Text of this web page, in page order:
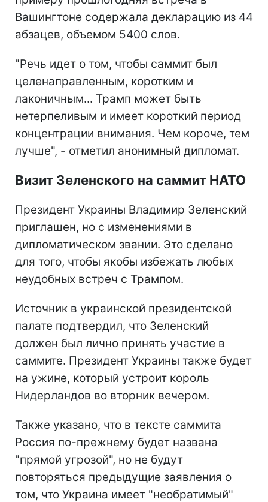
Вашингтоне содержала декларацию из 44
абзацев, объемом 5400 слов.
"Речь идет о том, чтобы саммит был
целенаправленным, коротким и
лаконичным... Трамп может быть
нетерпеливым и имеет короткий период
концентрации внимания. Чем короче, тем
лучше", - отметил анонимный дипломат.
Визит Зеленского на саммит НАТО
Президент Украины Владимир Зеленский
приглашен, но с изменениями в
дипломатическом звании. Это сделано
для того, чтобы якобы избежать любых
неудобных встреч с Трампом.
Источник в украинской президентской
палате подтвердил, что Зеленский
должен был лично принять участие в
саммите. Президент Украины также будет
на ужине, который устроит король
Нидерландов во вторник вечером.
Также указано, что в тексте саммита
Россия по-прежнему будет названа
"прямой угрозой", но не будут
повторяться предыдущие заявления о
том, что Украина имеет "необратимый"